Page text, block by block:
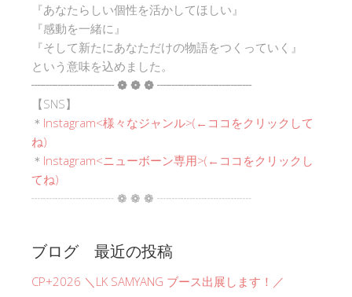
『あなたらしい個性を活かしてほしい』
『感動を一緒に』
『そして新たにあなただけの物語をつくっていく』
という意味を込めました。
┈┈┈┈┈┈┈ ❁ ❁ ❁ ┈┈┈┈┈┈┈┈
【SNS】
＊ Instagram<様々なジャンル>(←ココをクリックして
ね)
＊ Instagram<ニューボーン専用>(←ココをクリックし
てね)
┈┈┈┈┈┈┈ ❁ ❁ ❁ ┈┈┈┈┈┈┈┈
ブログ 最近の投稿
CP+2026 ＼LK SAMYANG ブース出展します！／